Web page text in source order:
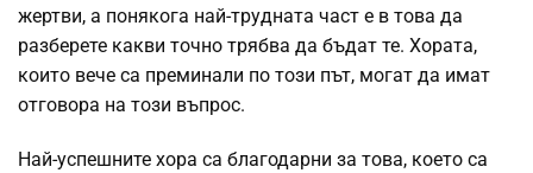
жертви, а понякога най-трудната част е в това да
разберете какви точно трябва да бъдат те. Хората,
които вече са преминали по този път, могат да имат
отговора на този въпрос.
Най-успешните хора са благодарни за това, което са